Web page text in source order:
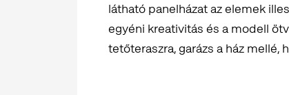
látható panelházat az elemek
egyéni kreativitás és a modell
tetőteraszra, garázs a ház mellé,